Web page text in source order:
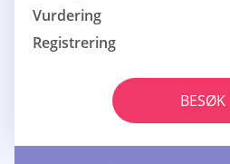
Vurdering
Registrering
BESØK